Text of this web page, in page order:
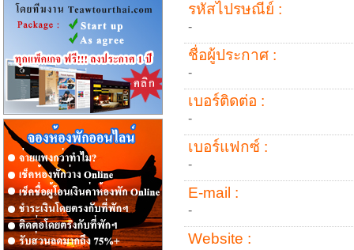
รหัสไปรษณีย์ :
-
ชื่อผู้ประกาศ :
-
เบอร์ติดต่อ :
-
เบอร์แฟกซ์ :
-
E-mail :
-
Website :